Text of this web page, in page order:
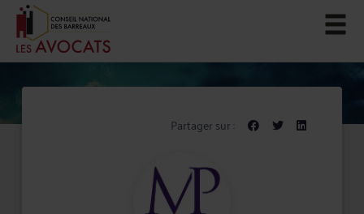
Partager sur :